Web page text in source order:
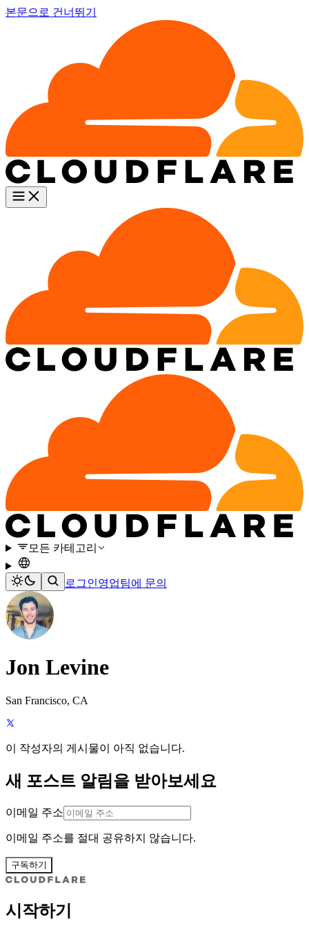
본문으로 건너뛰기
모든 카테고리
로그인영업팀에 문의
Jon Levine
San Francisco, CA
이 작성자의 게시물이 아직 없습니다.
새 포스트 알림을 받아보세요
이메일 주소
이메일 주소를 절대 공유하지 않습니다.
구독하기
시작하기